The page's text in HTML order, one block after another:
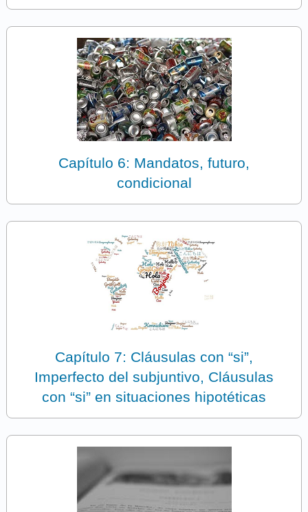
Capítulo 6: Mandatos, futuro,
condicional
Capítulo 7: Cláusulas con “si”,
Imperfecto del subjuntivo, Cláusulas
con “si” en situaciones hipotéticas